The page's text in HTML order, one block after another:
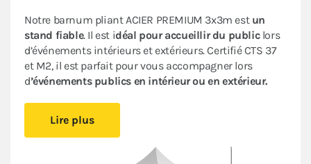
Notre barnum pliant ACIER PREMIUM 3x3m est un
stand fiable. Il est idéal pour accueillir du publiclors
d’événements intérieurs et extérieurs. Certifié CTS 37
et M2, il est parfait pour vous accompagner lors
d’événements publics en intérieur ou en extérieur.
pourrez l’installer simplement.
permet de créer un espace couvert sans effort.
Installez-vous confortablement où vous le souhaitez,
Lire plus